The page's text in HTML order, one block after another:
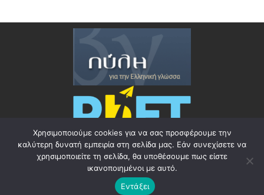
Education WordPress ThemeBy Ovation Themes
Χρησιμοποιούμε cookies για να σας προσφέρουμε την
καλύτερη δυνατή εμπειρία στη σελίδα μας. Εάν συνεχίσετε να
χρησιμοποιείτε τη σελίδα, θα υποθέσουμε πως είστε
ικανοποιημένοι με αυτό.
Εντάξει